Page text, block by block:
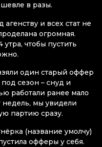
в разы.
и всех стат не
огромная.
чтобы пустить
один старый оффер
сезон – снуд и
работали ранее мало
недель, мы увидели
партию сразу.
(название умолчу)
офферы у себя.